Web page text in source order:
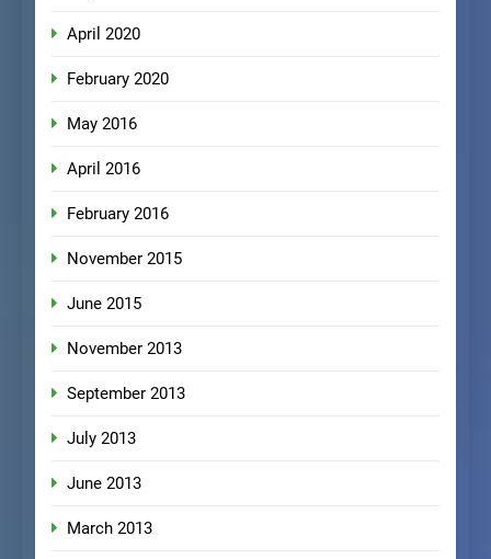
April 2020
February 2020
May 2016
April 2016
February 2016
November 2015
June 2015
November 2013
September 2013
July 2013
June 2013
March 2013